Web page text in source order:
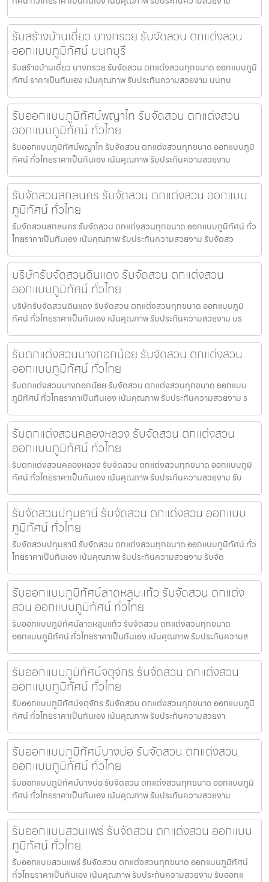
รับสร้างบ้านเดี่ยว บางกรวย รับจัดสวน ตกแต่งสวน
ออกแบบภูมิทัศน์ นนทบุรี
รับสร้างบ้านเดี่ยว บางกรวย รับจัดสวน ตกแต่งสวนทุกขนาด ออกแบบภูมิ
ทัศน์ ราคาเป็นกันเอง เน้นคุณภาพ รับประกันความสวยงาม นนทบ
รับออกแบบภูมิทัศน์พญาไท รับจัดสวน ตกแต่งสวน
ออกแบบภูมิทัศน์ ทั่วไทย
รับออกแบบภูมิทัศน์พญาไท รับจัดสวน ตกแต่งสวนทุกขนาด ออกแบบภูมิ
ทัศน์ ทั่วไทยราคาเป็นกันเอง เน้นคุณภาพ รับประกันความสวยงาม
รับจัดสวนสกลนคร รับจัดสวน ตกแต่งสวน ออกแบบ
ภูมิทัศน์ ทั่วไทย
รับจัดสวนสกลนคร รับจัดสวน ตกแต่งสวนทุกขนาด ออกแบบภูมิทัศน์ ทั่ว
ไทยราคาเป็นกันเอง เน้นคุณภาพ รับประกันความสวยงาม รับจัดสว
บริษัทรับจัดสวนดินแดง รับจัดสวน ตกแต่งสวน
ออกแบบภูมิทัศน์ ทั่วไทย
บริษัทรับจัดสวนดินแดง รับจัดสวน ตกแต่งสวนทุกขนาด ออกแบบภูมิ
ทัศน์ ทั่วไทยราคาเป็นกันเอง เน้นคุณภาพ รับประกันความสวยงาม บร
รับตกแต่งสวนบางกอกน้อย รับจัดสวน ตกแต่งสวน
ออกแบบภูมิทัศน์ ทั่วไทย
รับตกแต่งสวนบางกอกน้อย รับจัดสวน ตกแต่งสวนทุกขนาด ออกแบบ
ภูมิทัศน์ ทั่วไทยราคาเป็นกันเอง เน้นคุณภาพ รับประกันความสวยงาม ร
รับตกแต่งสวนคลองหลวง รับจัดสวน ตกแต่งสวน
ออกแบบภูมิทัศน์ ทั่วไทย
รับตกแต่งสวนคลองหลวง รับจัดสวน ตกแต่งสวนทุกขนาด ออกแบบภูมิ
ทัศน์ ทั่วไทยราคาเป็นกันเอง เน้นคุณภาพ รับประกันความสวยงาม รับ
รับจัดสวนปทุมธานี รับจัดสวน ตกแต่งสวน ออกแบบ
ภูมิทัศน์ ทั่วไทย
รับจัดสวนปทุมธานี รับจัดสวน ตกแต่งสวนทุกขนาด ออกแบบภูมิทัศน์ ทั่ว
ไทยราคาเป็นกันเอง เน้นคุณภาพ รับประกันความสวยงาม รับจัด
รับออกแบบภูมิทัศน์ลาดหลุมแก้ว รับจัดสวน ตกแต่ง
สวน ออกแบบภูมิทัศน์ ทั่วไทย
รับออกแบบภูมิทัศน์ลาดหลุมแก้ว รับจัดสวน ตกแต่งสวนทุกขนาด
ออกแบบภูมิทัศน์ ทั่วไทยราคาเป็นกันเอง เน้นคุณภาพ รับประกันความส
รับออกแบบภูมิทัศน์จตุจักร รับจัดสวน ตกแต่งสวน
ออกแบบภูมิทัศน์ ทั่วไทย
รับออกแบบภูมิทัศน์จตุจักร รับจัดสวน ตกแต่งสวนทุกขนาด ออกแบบภูมิ
ทัศน์ ทั่วไทยราคาเป็นกันเอง เน้นคุณภาพ รับประกันความสวยงา
รับออกแบบภูมิทัศน์บางบ่อ รับจัดสวน ตกแต่งสวน
ออกแบบภูมิทัศน์ ทั่วไทย
รับออกแบบภูมิทัศน์บางบ่อ รับจัดสวน ตกแต่งสวนทุกขนาด ออกแบบภูมิ
ทัศน์ ทั่วไทยราคาเป็นกันเอง เน้นคุณภาพ รับประกันความสวยงาม
รับออกแบบสวนแพร่ รับจัดสวน ตกแต่งสวน ออกแบบ
ภูมิทัศน์ ทั่วไทย
รับออกแบบสวนแพร่ รับจัดสวน ตกแต่งสวนทุกขนาด ออกแบบภูมิทัศน์
ทั่วไทยราคาเป็นกันเอง เน้นคุณภาพ รับประกันความสวยงาม รับออกแ